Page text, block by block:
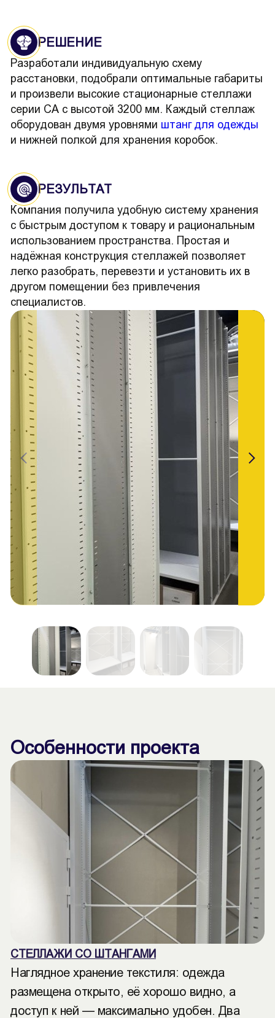
РЕШЕНИЕ
Разработали индивидуальную схему
расстановки, подобрали оптимальные габариты
и произвели высокие стационарные стеллажи
серии СА с высотой 3200 мм. Каждый стеллаж
оборудован двумя уровнями штанг для одежды
и нижней полкой для хранения коробок.
РЕЗУЛЬТАТ
Компания получила удобную систему хранения
с быстрым доступом к товару и рациональным
использованием пространства. Простая и
надёжная конструкция стеллажей позволяет
легко разобрать, перевезти и установить их в
другом помещении без привлечения
специалистов.
Особенности проекта
СТЕЛЛАЖИ СО ШТАНГАМИ
Наглядное хранение текстиля: одежда
размещена открыто, её хорошо видно, а
доступ к ней — максимально удобен. Два